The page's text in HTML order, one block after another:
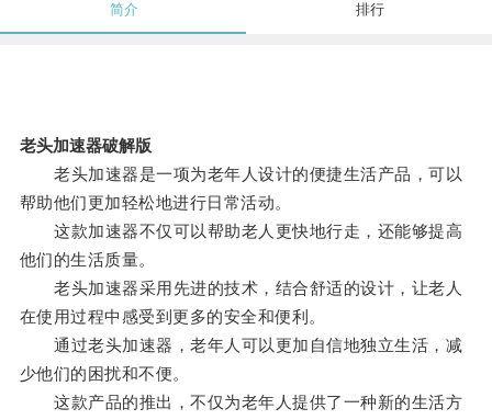
简介 排行
老头加速器破解版
老头加速器是一项为老年人设计的便捷生活产品，可以
帮助他们更加轻松地进行日常活动。
这款加速器不仅可以帮助老人更快地行走，还能够提高
他们的生活质量。
老头加速器采用先进的技术，结合舒适的设计，让老人
在使用过程中感受到更多的安全和便利。
通过老头加速器，老年人可以更加自信地独立生活，减
少他们的困扰和不便。
这款产品的推出，不仅为老年人提供了一种新的生活方